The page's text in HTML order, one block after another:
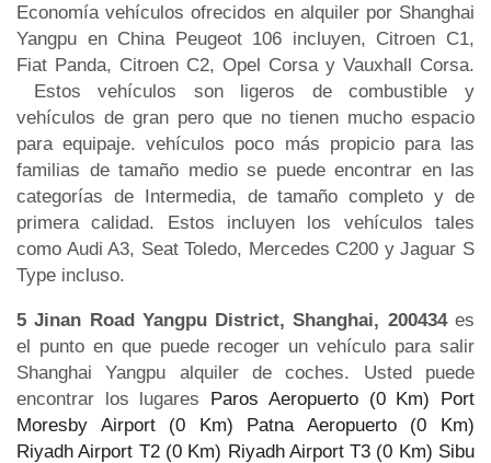
Economía vehículos ofrecidos en alquiler por Shanghai
Yangpu en China Peugeot 106 incluyen, Citroen C1,
Fiat Panda, Citroen C2, Opel Corsa y Vauxhall Corsa.
Estos vehículos son ligeros de combustible y
vehículos de gran pero que no tienen mucho espacio
para equipaje. vehículos poco más propicio para las
familias de tamaño medio se puede encontrar en las
categorías de Intermedia, de tamaño completo y de
primera calidad. Estos incluyen los vehículos tales
como Audi A3, Seat Toledo, Mercedes C200 y Jaguar S
Type incluso.
5 Jinan Road Yangpu District, Shanghai, 200434 es
el punto en que puede recoger un vehículo para salir
Shanghai Yangpu alquiler de coches. Usted puede
encontrar los lugares Paros Aeropuerto (0 Km)
Port
Moresby Airport (0 Km)
Patna Aeropuerto (0 Km)
Riyadh Airport T2 (0 Km) Riyadh Airport T3 (0 Km) Sibu